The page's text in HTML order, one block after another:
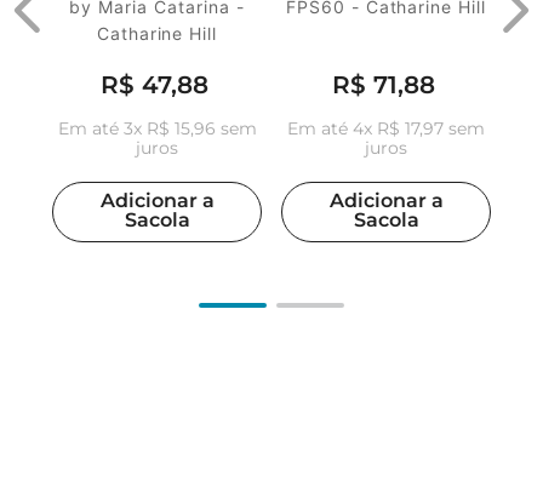
by Maria Catarina -
Catharine Hill
R$ 47,88
Em até 3x R$ 15,96 sem
juros
Adicionar a
Sacola
FPS60 - Catharine Hill
R$ 71,88
Em até 4x R$ 17,97 sem
juros
Adicionar a
Sacola